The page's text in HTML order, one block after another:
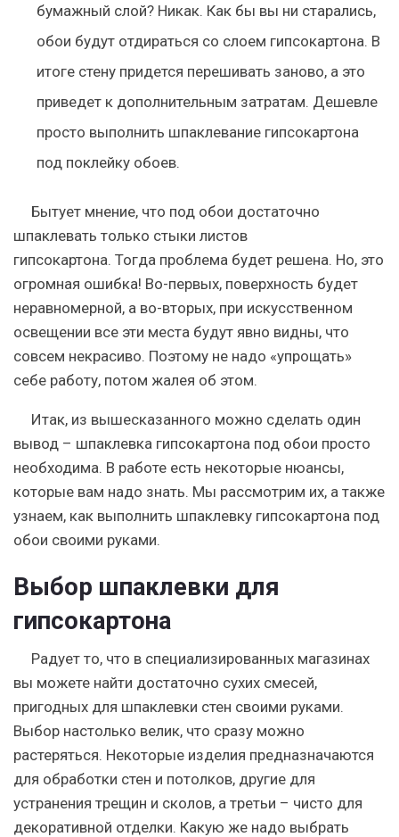
бумажный слой? Никак. Как бы вы ни старались,
обои будут отдираться со слоем гипсокартона. В
итоге стену придется перешивать заново, а это
приведет к дополнительным затратам. Дешевле
просто выполнить шпаклевание гипсокартона
под поклейку обоев.
Бытует мнение, что под обои достаточно
шпаклевать только стыки листов
гипсокартона. Тогда проблема будет решена. Но, это
огромная ошибка! Во-первых, поверхность будет
неравномерной, а во-вторых, при искусственном
освещении все эти места будут явно видны, что
совсем некрасиво. Поэтому не надо «упрощать»
себе работу, потом жалея об этом.
Итак, из вышесказанного можно сделать один
вывод – шпаклевка гипсокартона под обои просто
необходима. В работе есть некоторые нюансы,
которые вам надо знать. Мы рассмотрим их, а также
узнаем, как выполнить шпаклевку гипсокартона под
обои своими руками.
Выбор шпаклевки для
гипсокартона
Радует то, что в специализированных магазинах
вы можете найти достаточно сухих смесей,
пригодных для шпаклевки стен своими руками.
Выбор настолько велик, что сразу можно
растеряться. Некоторые изделия предназначаются
для обработки стен и потолков, другие для
устранения трещин и сколов, а третьи – чисто для
декоративной отделки. Какую же надо выбрать